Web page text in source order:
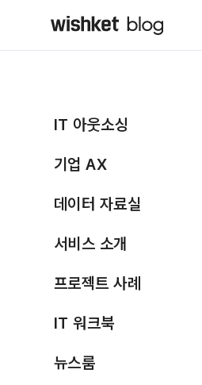
IT 아웃소싱
기업 AX
데이터 자료실
서비스 소개
프로젝트 사례
IT 워크북
뉴스룸